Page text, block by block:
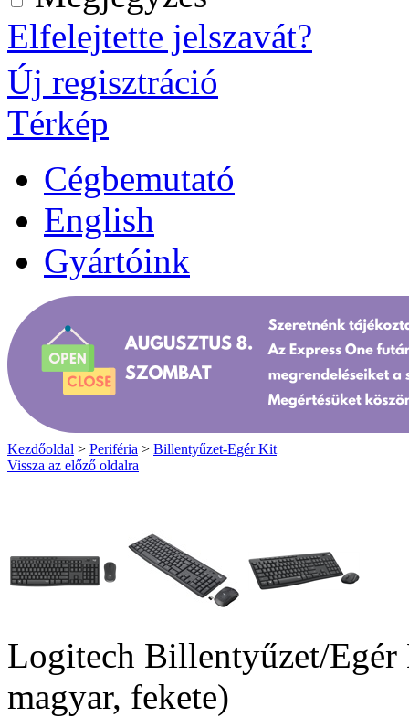
Elfelejtette jelszavát?
Új regisztráció
Térkép
Cégbemutató
English
Gyártóink
Kezdőoldal > Periféria > Billentyűzet-Egér Kit
Vissza az előző oldalra
Logitech Billentyűzet/
magyar, fekete)